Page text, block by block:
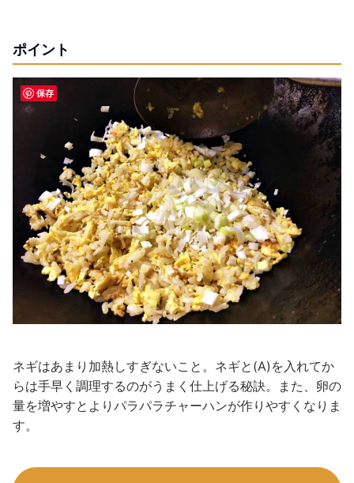
ポイント
ネギはあまり加熱しすぎないこと。ネギと(A)を入れてか
らは手早く調理するのがうまく仕上げる秘訣。また、卵の
量を増やすとよりパラパラチャーハンが作りやすくなりま
す。
保存